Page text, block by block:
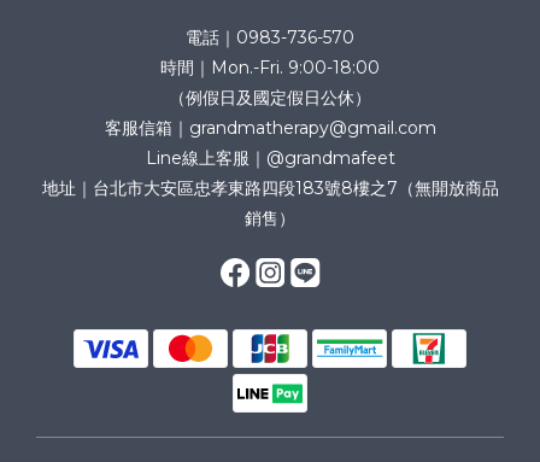
電話｜0983-736-570
時間｜Mon.-Fri. 9:00-18:00
（例假日及國定假日公休）
客服信箱｜grandmatherapy@gmail.com
Line線上客服｜@grandmafeet
地址｜台北市大安區忠孝東路四段183號8樓之7（無開放商品
銷售）